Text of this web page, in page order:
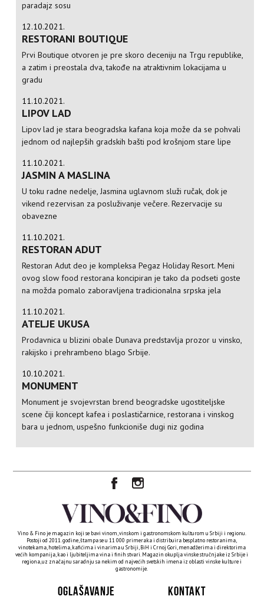
paradajz sosu
12.10.2021.
RESTORANI BOUTIQUE
Prvi Boutique otvoren je pre skoro deceniju na Trgu republike,
a zatim i preostala dva, takođe na atraktivnim lokacijama u
gradu
11.10.2021.
LIPOV LAD
Lipov lad je stara beogradska kafana koja može da se pohvali
jednom od najlepših gradskih bašti pod krošnjom stare lipe
11.10.2021.
JASMIN A MASLINA
U toku radne nedelje, Jasmina uglavnom služi ručak, dok je
vikend rezervisan za posluživanje večere. Rezervacije su
obavezne
11.10.2021.
RESTORAN ADUT
Restoran Adut deo je kompleksa Pegaz Holiday Resort. Meni
ovog slow food restorana koncipiran je tako da podseti goste
na možda pomalo zaboravljena tradicionalna srpska jela
11.10.2021.
ATELJE UKUSA
Prodavnica u blizini obale Dunava predstavlja prozor u vinsko,
rakijsko i prehrambeno blago Srbije.
10.10.2021.
MONUMENT
Monument je svojevrstan brend beogradske ugostiteljske
scene čiji koncept kafea i poslastičarnice, restorana i vinskog
bara u jednom, uspešno funkcioniše dugi niz godina
Vino & Fino je magazin koji se bavi vinom, vinskom i gastronomskom kulturom u Srbiji i regionu.
Postoji od 2011. godine, štampa se u 11 000 primeraka i distribuira besplatno restoranima,
vinotekama, hotelima, kafićima i vinarima u Srbiji, BiH i Crnoj Gori, menadžerima i direktorima
većih kompanija, kao i ljubiteljima vina i finih stvari. Magazin okuplja vinske stručnjake iz Srbije i
regiona, uz značajnu saradnju sa nekim od najvećih svetskih imena iz oblasti vinske kulture i
gastronomije.
OGLAŠAVANJE KONTAKT